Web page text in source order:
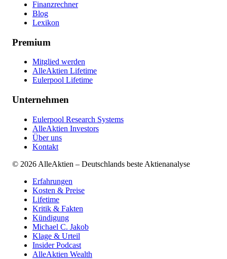
Finanzrechner
Blog
Lexikon
Premium
Mitglied werden
AlleAktien Lifetime
Eulerpool Lifetime
Unternehmen
Eulerpool Research Systems
AlleAktien Investors
Über uns
Kontakt
© 2026 AlleAktien – Deutschlands beste Aktienanalyse
Erfahrungen
Kosten & Preise
Lifetime
Kritik & Fakten
Kündigung
Michael C. Jakob
Klage & Urteil
Insider Podcast
AlleAktien Wealth